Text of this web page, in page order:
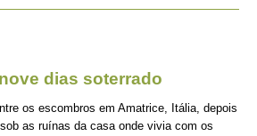
dias soterrado
os escombros em Amatrice, Itália, depois
as ruínas da casa onde vivia com os